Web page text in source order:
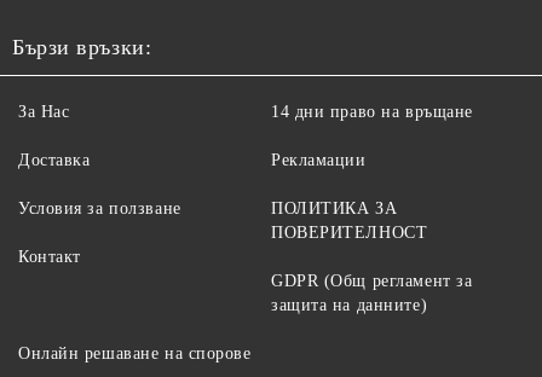
Бързи връзки:
За Нас
Доставка
Условия за ползване
Контакт
14 дни право на връщане
Рекламации
ПОЛИТИКА ЗА
ПОВЕРИТЕЛНОСТ
GDPR (Общ регламент за
защита на данните)
Онлайн решаване на спорове